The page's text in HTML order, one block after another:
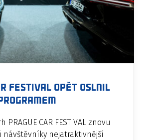
FESTIVAL opět oslnil
CAR FESTIVAL znovu
návštěvníky nejatraktivnější